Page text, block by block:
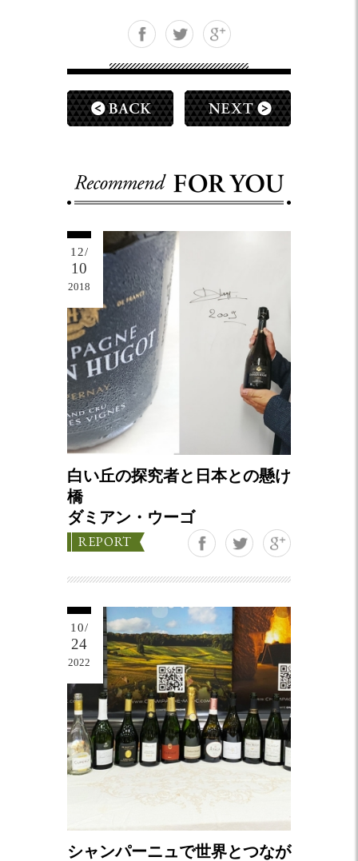
12/
10
2018
白い丘の探究者と日本との懸け
橋
ダミアン・ウーゴ
REPORT
10/
24
2022
シャンパーニュで世界とつなが